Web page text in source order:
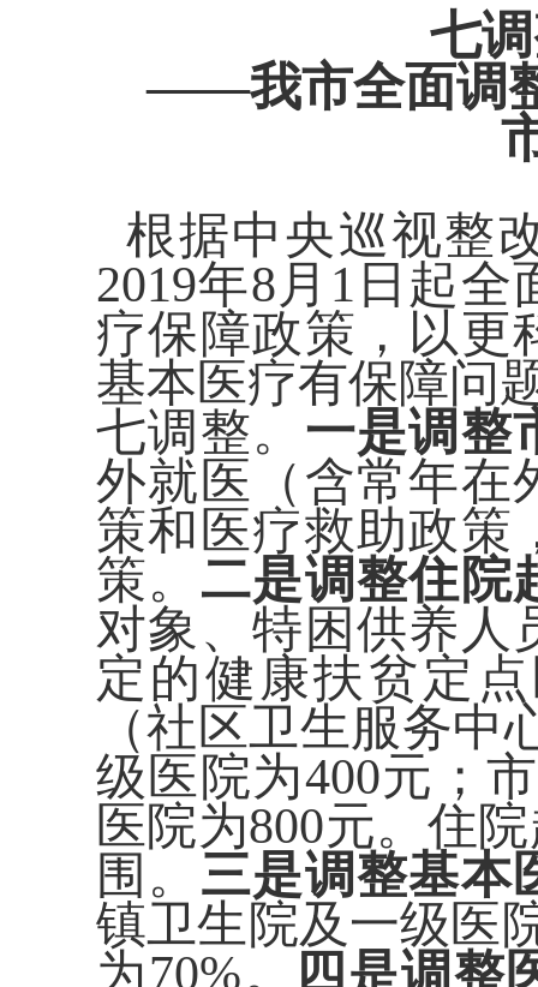
七
——我市全面调
根据中央巡视整
2019年8月1日起
疗保障政策，以更
基本医疗有保障问
七调整。 一是调整
外就医（含常年在
策和医疗救助政策
策。 二是调整住院
对象、特困供养人
定的健康扶贫定
（社区卫生服务
级医院为400元；
医院为800元。住
围。 三是调整基本
镇卫生院及一级医
为70%。
四是调整